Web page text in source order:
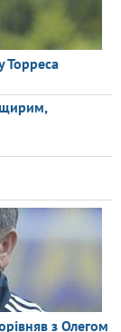
Торреса
щирим,
з Олегом